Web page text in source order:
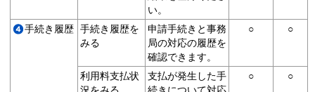
い。
手続き履歴 手続き履歴を
みる
申請手続きと事務
局の対応の履歴を
確認できます。
○ ○
利用料支払状
支払が発生した手
○ ○